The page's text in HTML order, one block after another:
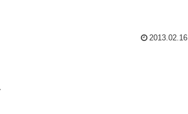
2013.02.16